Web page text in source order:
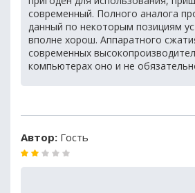
современный. Полного аналога
данный по некоторым позициям
вполне хорош. Аппаратного
современных
компьютерах оно и не
Автор: Гость